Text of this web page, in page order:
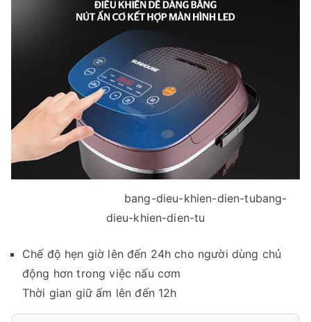
bang-dieu-khien-dien-tubang-
dieu-khien-dien-tu
Chế độ hẹn giờ lên đến 24h cho người dùng chủ
động hơn trong việc nấu cơm
Thời gian giữ ấm lên đến 12h